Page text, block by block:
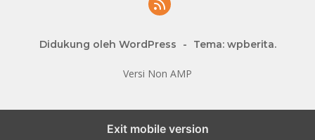
Didukung oleh WordPress - Tema: wpberita.
Versi Non AMP
Exit mobile version